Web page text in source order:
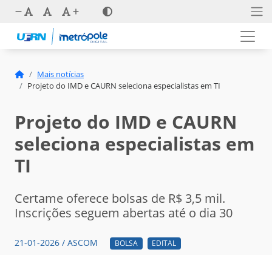
Mais notícias
Projeto do IMD e CAURN seleciona especialistas em TI
Projeto do IMD e CAURN
seleciona especialistas em
TI
Certame oferece bolsas de R$ 3,5 mil.
Inscrições seguem abertas até o dia 30
21-01-2026 / ASCOM BOLSA
EDITAL